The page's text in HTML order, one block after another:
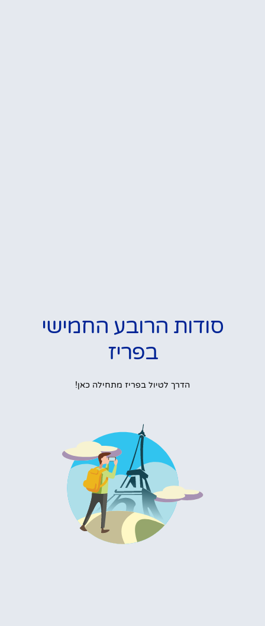
סודות הרובע החמישי
בפריז
הדרך לטיול בפריז מתחילה כאן!